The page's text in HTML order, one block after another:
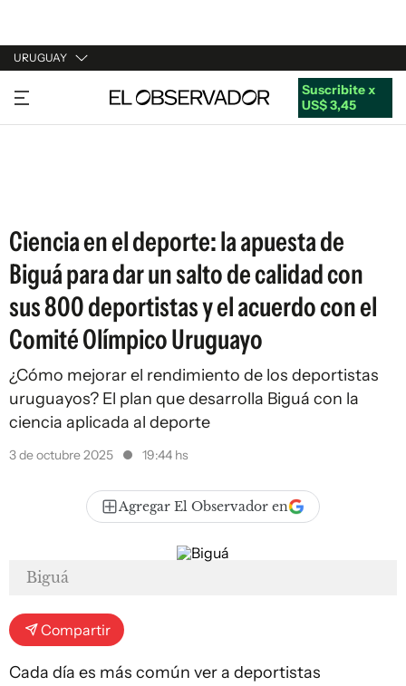
URUGUAY
URUGUAY
ARGENTINA
Suscribite x
US$ 3,45
Ciencia en el deporte: la apuesta de
Biguá para dar un salto de calidad con
sus 800 deportistas y el acuerdo con el
Comité Olímpico Uruguayo
¿Cómo mejorar el rendimiento de los deportistas
uruguayos? El plan que desarrolla Biguá con la
ciencia aplicada al deporte
3 de octubre 2025 19:44 hs
Agregar El Observador en
Biguá
Compartir
Cada día es más común ver a deportistas